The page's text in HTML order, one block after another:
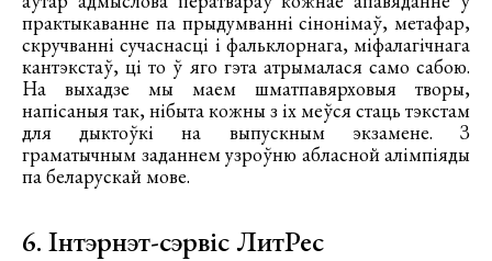
практыкаванне па прыдумванні сінонімаў, метафар,
скручванні сучаснасці і фальклорнага, міфалагічнага
кантэкстаў, ці то ў яго гэта атрымалася само сабою.
На выхадзе мы маем шматпавярховыя творы,
напісаныя так, нібыта кожны з іх меўся стаць тэкстам
для дыктоўкі на выпускным экзамене. З
граматычным заданнем узроўню абласной алімпіяды
па беларускай мове.
6. Інтэрнэт-сэрвіс ЛитРес